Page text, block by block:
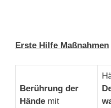
Erste Hilfe Maßnahmen
Berührung der
Hände mit